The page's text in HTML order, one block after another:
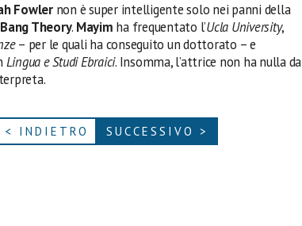
Fowlernon è super intelligente solo nei panni della
Theory. Mayim ha frequentato l’Ucla University,
– per le quali ha conseguito un dottorato – e
Lingua e Studi Ebraici. Insomma, l’attrice non ha nulla da
< INDIETRO SUCCESSIVO >